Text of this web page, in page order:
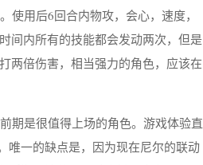
使用后6回合内物攻，会心，速度，
间内所有的技能都会发动两次，但是
两倍伤害，相当强力的角色，应该在
期是很值得上场的角色。游戏体验直
唯一的缺点是，因为现在尼尔的联动